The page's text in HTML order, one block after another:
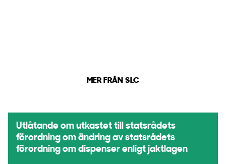
MER FRÅN SLC
Utlåtande om utkastet till statsrådets
förordning om ändring av statsrådets
förordning om dispenser enligt jaktlagen